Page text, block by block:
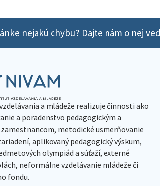
nejakú chybu? Dajte nám o nej
a mládeže realizuje činnosti ako
a poradenstvo pedagogickým a
metodické usmerňovanie
aplikovaný pedagogický výskum,
olympiád a súťaží, externé
neformálne vzdelávanie mládeže či
fondu.